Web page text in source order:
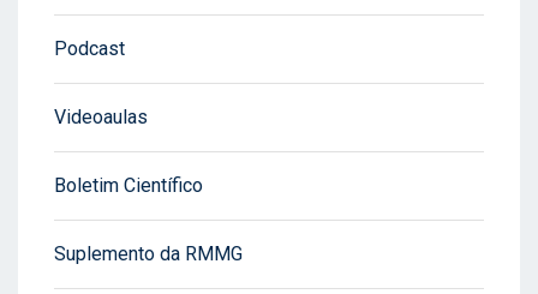
Podcast
Videoaulas
Boletim Científico
Suplemento da RMMG